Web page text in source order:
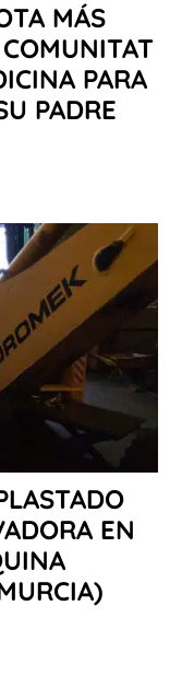
MÁS
PARA
PADRE
EN